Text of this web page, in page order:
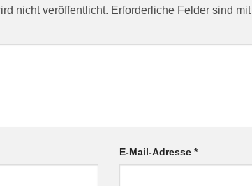
nicht veröffentlicht. Erforderliche Felder sind mit
E-Mail-Adresse*